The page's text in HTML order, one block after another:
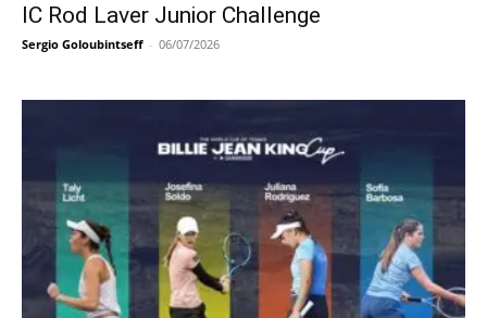
IC Rod Laver Junior Challenge
Sergio Goloubintseff - 06/07/2026